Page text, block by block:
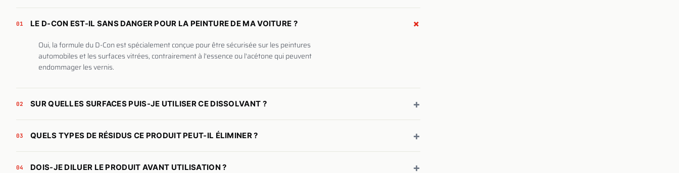
01 LE D-CON EST-IL SANS DANGER POUR LA PEINTURE DE MA VOITURE ? +
Oui, la formule du D-Con est spécialement conçue pour être sécurisée sur les peintures
automobiles et les surfaces vitrées, contrairement à l'essence ou l'acétone qui peuvent
endommager les vernis.
02 SUR QUELLES SURFACES PUIS-JE UTILISER CE DISSOLVANT ? +
03 QUELS TYPES DE RÉSIDUS CE PRODUIT PEUT-IL ÉLIMINER ? +
04 DOIS-JE DILUER LE PRODUIT AVANT UTILISATION ? +